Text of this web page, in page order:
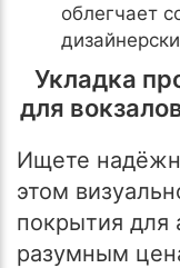
облегчает
Укладка
для
Ищете
этом
покрытия для
разумным